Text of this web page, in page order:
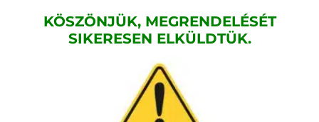
KÖSZÖNJÜK, MEGRENDELÉSÉT
SIKERESEN ELKÜLDTÜK.